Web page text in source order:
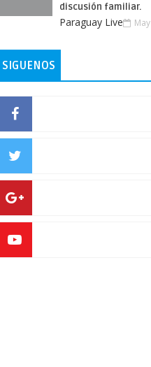
discusión familiar.
Paraguay Live
SIGUENOS